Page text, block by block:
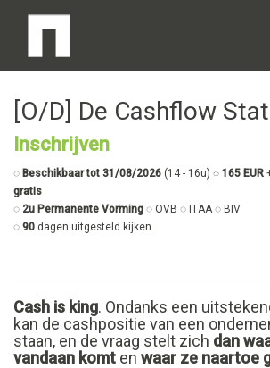
[O/D] De Cashflow
Inschrijven
◌ Beschikbaar tot 31/08/2026 (14 - 16u) ◌ 165 EUR
gratis
◌ 2u Permanente Vorming ◌ OVB ◌ ITAA ◌ BIV
◌ 90 dagen uitgesteld kijken
Cash is king. Ondanks een
kan de cashpositie van een
staan, en de vraag stelt zich dan
vandaan komt en waar ze naartoe